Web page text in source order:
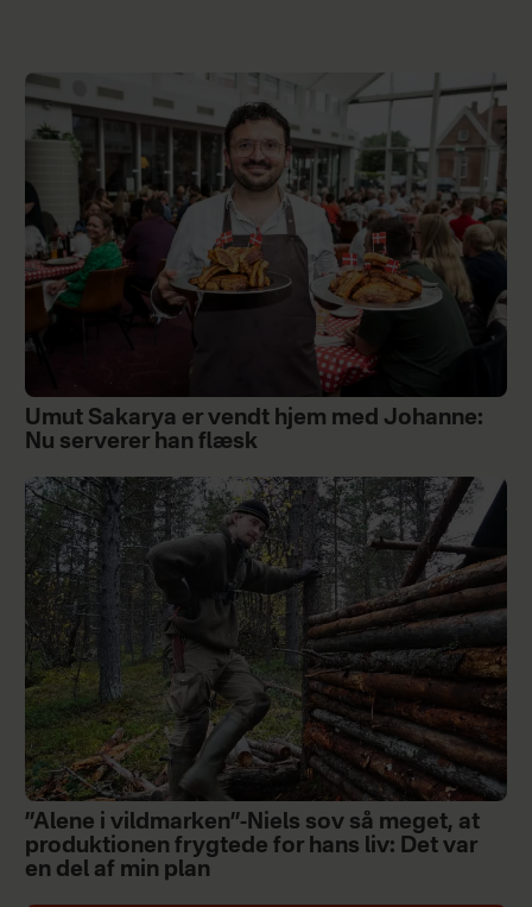
Umut Sakarya er vendt hjem med Johanne:
Nu serverer han flæsk
”Alene i vildmarken”-Niels sov så meget, at
produktionen frygtede for hans liv: Det var
en del af min plan